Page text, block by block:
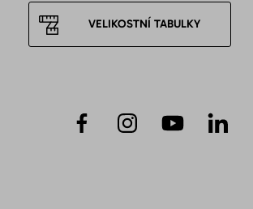
VELIKOSTNÍ TABULKY